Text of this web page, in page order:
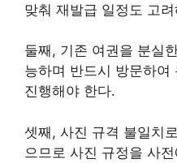
맞춰 재발급 일정도 고
둘째, 기존 여권을 분실
능하며 반드시 방문하여
진행해야 한다.
셋째, 사진 규격 불일치
으므로 사진 규정을 사